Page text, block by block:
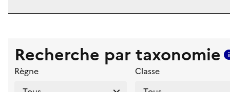
Recherche par taxonomie
Règne Classe